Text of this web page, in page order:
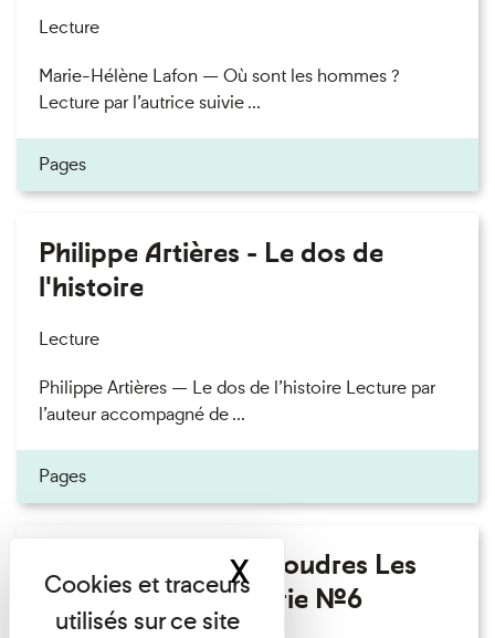
Lecture
Marie-Hélène Lafon — Où sont les hommes ?
Lecture par l’autrice suivie ...
Pages
Philippe Artières - Le dos de
l'histoire
Lecture
Philippe Artières — Le dos de l’histoire Lecture par
l’auteur accompagné de ...
Pages
Fanny Taillandier - Foudres Les
Invités de l’Imprimerie n°6
XMasquer le